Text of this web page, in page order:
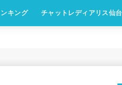
キング チャットレディアリス仙台